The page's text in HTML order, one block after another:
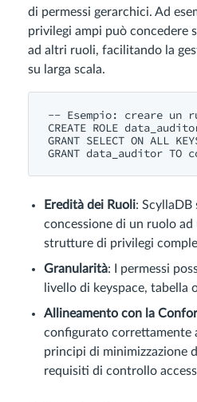
di permessi gerarchici. Ad
privilegi ampi può concedere
ad altri ruoli, facilitando la
su larga scala.
-- Esempio: creare un
CREATE ROLE
GRANT SELECT ON ALL
Eredità dei Ruoli: ScyllaDB
concessione di un ruolo
strutture di privilegi
Granularità: I permessi
livello di keyspace, tabella
Allineamento con la
configurato correttamente
principi di minimizzazione
requisiti di controllo